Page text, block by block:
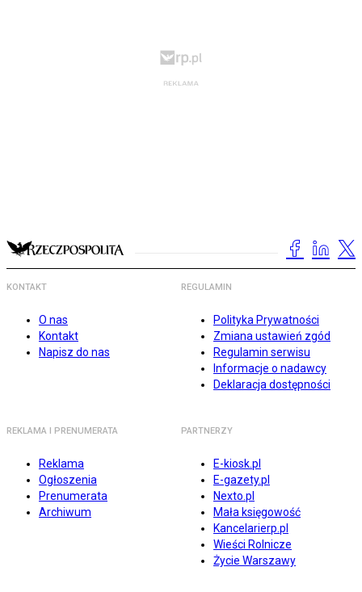
KONTAKT
O nas
Kontakt
Napisz do nas
REGULAMIN
Polityka Prywatności
Zmiana ustawień zgód
Regulamin serwisu
Informacje o nadawcy
Deklaracja dostępności
REKLAMA I PRENUMERATA
Reklama
Ogłoszenia
Prenumerata
Archiwum
PARTNERZY
E-kiosk.pl
E-gazety.pl
Nexto.pl
Mała księgowość
Kancelarierp.pl
Wieści Rolnicze
Życie Warszawy